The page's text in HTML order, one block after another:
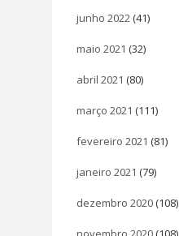
junho 2022 (41)
maio 2021 (32)
abril 2021 (80)
março 2021 (111)
fevereiro 2021 (81)
janeiro 2021 (79)
dezembro 2020 (108)